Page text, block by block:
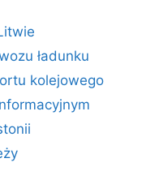
ładunku
kolejowego